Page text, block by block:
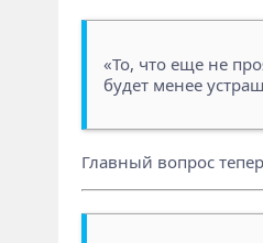
«То, что еще не
будет менее
Главный вопрос